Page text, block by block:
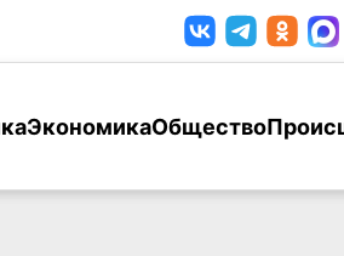
ЭкономикаОбщество